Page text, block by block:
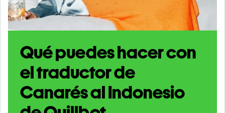
Qué puedes hacer con
el traductor de
Canarés al Indonesio